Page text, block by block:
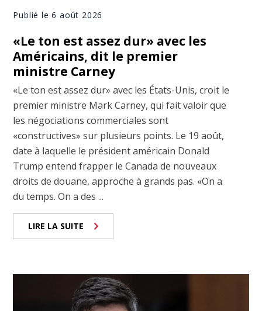
Publié le 6 août 2026
«Le ton est assez dur» avec les
Américains, dit le premier
ministre Carney
«Le ton est assez dur» avec les États-Unis, croit le
premier ministre Mark Carney, qui fait valoir que
les négociations commerciales sont
«constructives» sur plusieurs points. Le 19 août,
date à laquelle le président américain Donald
Trump entend frapper le Canada de nouveaux
droits de douane, approche à grands pas. «On a
du temps. On a des ...
LIRE LA SUITE